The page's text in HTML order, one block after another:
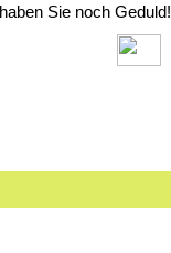
Sie noch Geduld!